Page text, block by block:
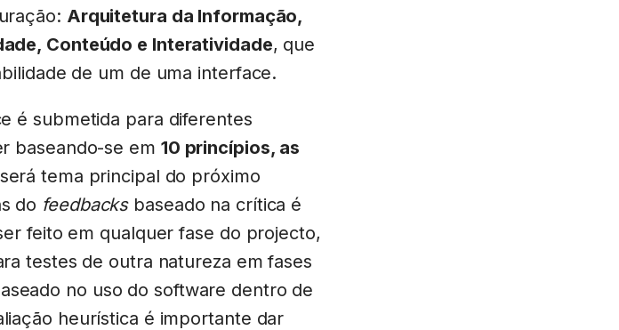
Arquitetura da Informação,
Conteúdo e Interatividade, que
de um de uma interface.
é submetida para diferentes
baseando-se em 10 princípios, as
tema principal do próximo
do feedbacksbaseado na crítica é
feito em qualquer fase do projecto,
testes de outra natureza em fases
no uso do software dentro de
heurística é importante dar